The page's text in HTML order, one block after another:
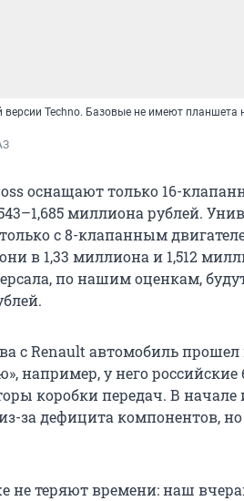
версии Techno. Базовые не имеют планшета
оснащают только 16-
миллиона рублей.
с 8-клапанным
в 1,33 миллиона и 1,512
по нашим оценкам,
с Renault автомобиль
например, у него
коробки передач. В
за дефицита компонентов,
не теряют времени: наш